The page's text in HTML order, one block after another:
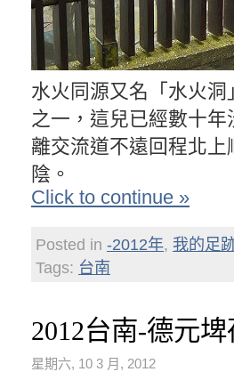
水火同源又名「水火
之一，這兒已經數十
離交流道不遠回程北
陰。
Click to continue »
Posted in -2012年, 我的足
Tags: 台南
2012台南-德元
星期六, 10 3 月, 2012